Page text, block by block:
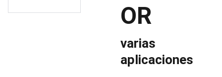
OR
varias
aplicaciones